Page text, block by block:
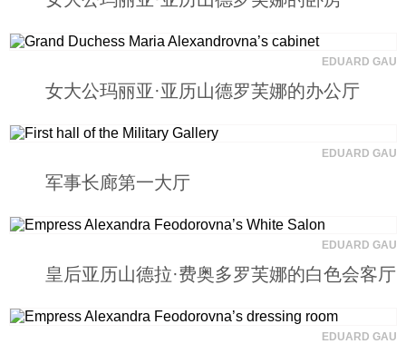
旅游
视听
EDUARD GAU
女大公玛丽亚·亚历山德罗芙娜的办公厅
EDUARD GAU
军事长廊第一大厅
EDUARD GAU
皇后亚历山德拉·费奥多罗芙娜的白色会客厅
EDUARD GAU